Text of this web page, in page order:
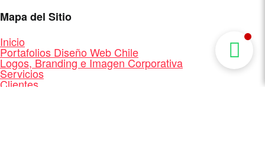
Mapa del Sitio
Inicio
Portafolios Diseño Web Chile
Logos, Branding e Imagen Corporativa
Servicios
Clientes